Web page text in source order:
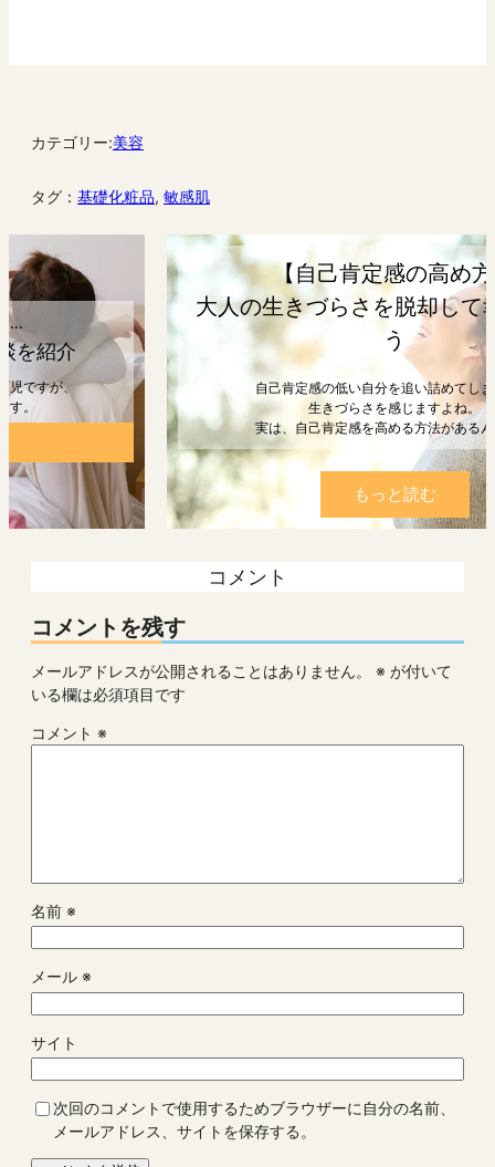
カテゴリー:美容
タグ： 基礎化粧品, 敏感肌
【自己肯定感の高め方】
大人の生きづらさを脱却して幸せになろ
う
自己肯定感の低い自分を追い詰めてしまうと、
生きづらさを感じますよね。
実は、自己肯定感を高める方法があるんです。
もっと読む
コメント
コメントを残す
メールアドレスが公開されることはありません。 ※ が付いて
いる欄は必須項目です
コメント ※
名前 ※
メール ※
サイト
次回のコメントで使用するためブラウザーに自分の名前、
メールアドレス、サイトを保存する。